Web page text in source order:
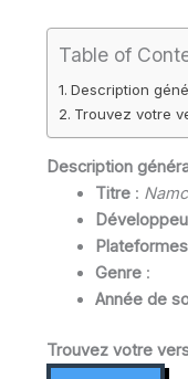
Table of
Description
Trouvez votre
Description
Titre:
Plateformes
Genre:
Année de
Trouvez votre